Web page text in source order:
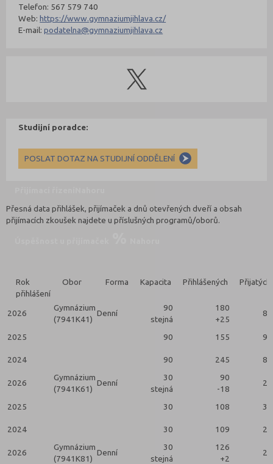
Telefon: 567 579 740
Web:https://www.gymnaziumjihlava.cz/
E-mail:podatelna@gymnaziumjihlava.cz
Studijní poradce:
POSLAT DOTAZ NA STUDIJNÍ ODDĚLENÍ
Přesná data přihlášek, přijímaček a dnů otevřených dveří a obsah
přijímacích zkoušek najdete u příslušných programů/oborů.
Rok
přihlášení
Obor Forma Kapacita Přihlášených Přijatých
2026
Gymnázium
(7941K41)
Denní
90
stejná
180
+25
89
2025 90 155 90
2024 90 245 88
2026
Gymnázium
(7941K61)
Denní
30
stejná
90
-18
25
2025 30 108 30
2024 30 109 29
2026
Gymnázium
(7941K81)
Denní
30
stejná
126
+2
29